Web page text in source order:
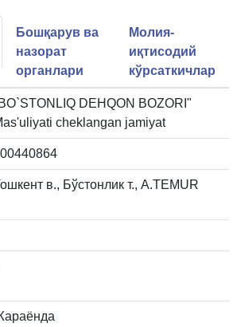
Бошқарув ва
назорат
органлари
Молия-
иқтисодий
кўрсаткичлар
DEHQON BOZORI"
cheklangan jamiyat
в., Бўстонлик т., A.TEMUR